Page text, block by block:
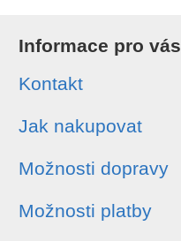
Informace pro vás
Kontakt
Jak nakupovat
Možnosti dopravy
Možnosti platby